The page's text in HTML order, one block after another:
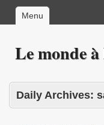
Menu
Le monde
Daily Archives: